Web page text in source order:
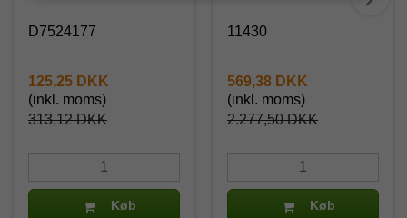
D7524177
313,12 DKK
125,25 DKK
(inkl. moms)
Køb
11430
2.277,50 DKK
569,38 DKK
(inkl. moms)
Køb